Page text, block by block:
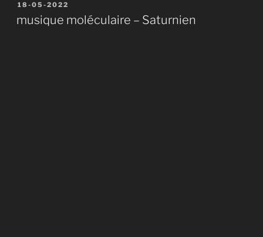
Publié
18-05-2022
musique moléculaire – Saturnien